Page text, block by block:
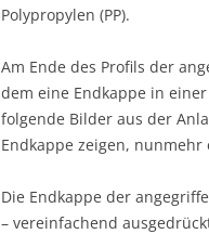
Polypropylen (PP).
Am Ende des Profils der
dem eine Endkappe in
folgende Bilder aus der
Endkappe zeigen, nunmehr
Die Endkappe der
– vereinfachend